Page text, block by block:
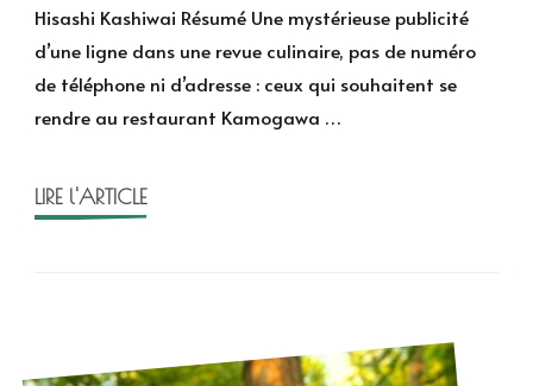
Hisashi
Kashiwai
Hisashi Kashiwai Résumé Une mystérieuse publicité
d’une ligne dans une revue culinaire, pas de numéro
de téléphone ni d’adresse : ceux qui souhaitent se
rendre au restaurant Kamogawa …
LIRE l'ARTICLE